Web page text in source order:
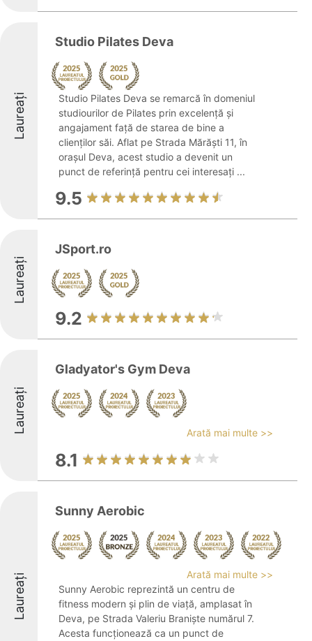
Laureați
Studio Pilates Deva
Studio Pilates Deva se remarcă în domeniul
studiourilor de Pilates prin excelență și
angajament față de starea de bine a
clienților săi. Aflat pe Strada Mărăști 11, în
orașul Deva, acest studio a devenit un
punct de referință pentru cei interesați ...
9.5
Laureați
JSport.ro
9.2
Laureați
Gladyator's Gym Deva
Arată mai multe >>
8.1
Laureați
Sunny Aerobic
Arată mai multe >>
Sunny Aerobic reprezintă un centru de
fitness modern şi plin de viaţă, amplasat în
Deva, pe Strada Valeriu Braniște numărul 7.
Acesta funcţionează ca un punct de